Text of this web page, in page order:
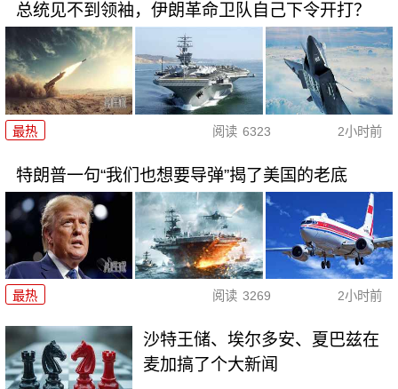
总统见不到领袖，伊朗革命卫队自己下令开打？
最热 阅读 6323 2小时前
特朗普一句“我们也想要导弹”揭了美国的老底
最热 阅读 3269 2小时前
沙特王储、埃尔多安、夏巴兹在
麦加搞了个大新闻